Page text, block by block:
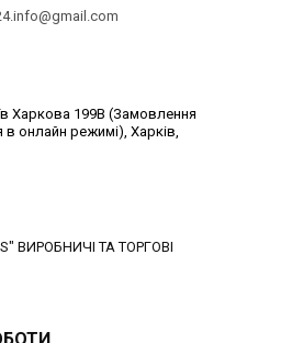
Харкова 199B (Замовлення
онлайн режимі), Харків,
ВИРОБНИЧІ ТА ТОРГОВІ